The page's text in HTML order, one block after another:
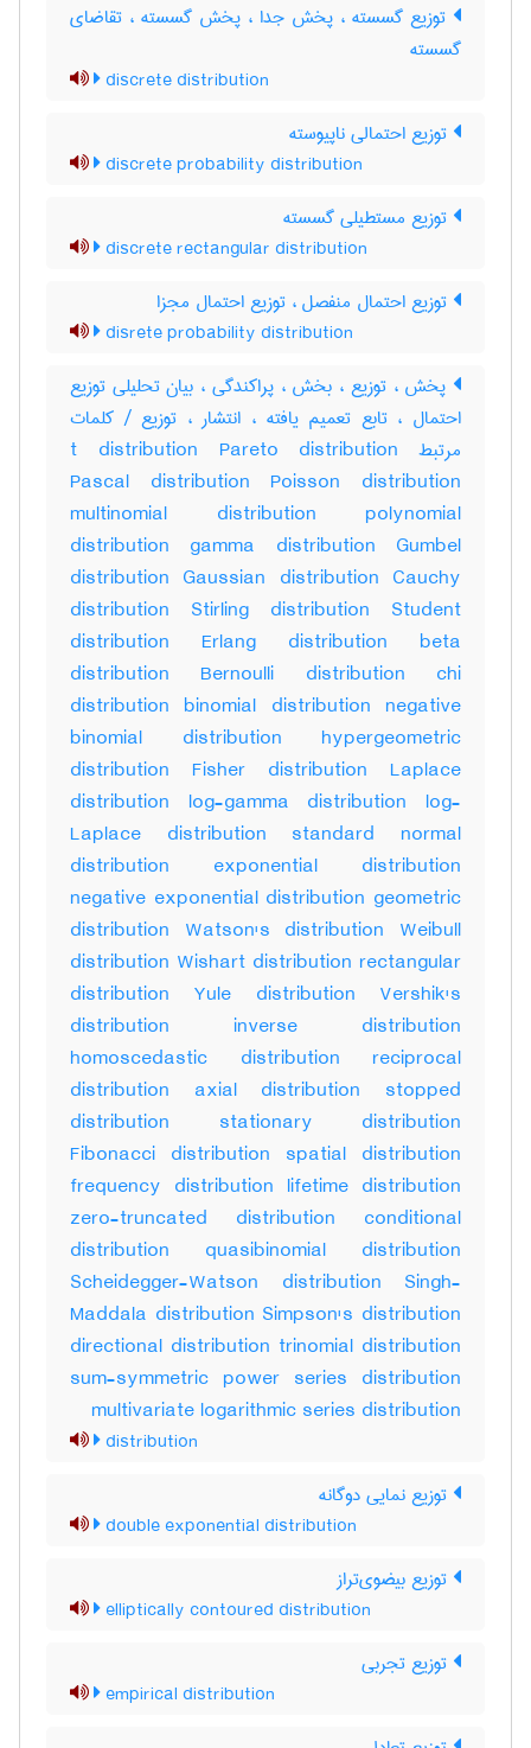
توزیع گسسته ، پخش جدا ، پخش گسسته ، تقاضای
گسسته
discrete distribution
توزیع احتمالی ناپیوسته
discrete probability distribution
توزیع مستطیلی گسسته
discrete rectangular distribution
توزیع احتمال منفصل ، توزیع احتمال مجزا
disrete probability distribution
پخش ، توزیع ، بخش ، پراکندگی ، بیان تحلیلی توزیع
احتمال ، تابع تعمیم یافته ، انتشار ، توزیع / کلمات
مرتبط t distribution Pareto distribution
Pascal distribution Poisson distribution
multinomial distribution polynomial
distribution gamma distribution Gumbel
distribution Gaussian distribution Cauchy
distribution Stirling distribution Student
distribution Erlang distribution beta
distribution Bernoulli distribution chi
distribution binomial distribution negative
binomial distribution hypergeometric
distribution Fisher distribution Laplace
distribution log-gamma distribution log-
Laplace distribution standard normal
distribution exponential distribution
negative exponential distribution geometric
distribution Watson's distribution Weibull
distribution Wishart distribution rectangular
distribution Yule distribution Vershik's
distribution inverse distribution
homoscedastic distribution reciprocal
distribution axial distribution stopped
distribution stationary distribution
Fibonacci distribution spatial distribution
frequency distribution lifetime distribution
zero-truncated distribution conditional
distribution quasibinomial distribution
Scheidegger-Watson distribution Singh-
Maddala distribution Simpson's distribution
directional distribution trinomial distribution
sum-symmetric power series distribution
multivariate logarithmic series distribution
distribution
توزیع نمایی دوگانه
double exponential distribution
توزیع بیضوی‌تراز
elliptically contoured distribution
توزیع تجربی
empirical distribution